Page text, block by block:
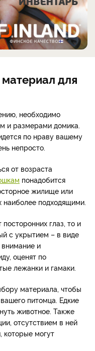
для
необходимо
и размерами домика.
по нраву вашему
непросто.
от возраста
понадобится
жилище или
наиболее подходящими.
глаз, то и
с укрытием – в виде
и
оценят по
лежанки и гамаки.
материала, чтобы
питомца. Едкие
животное. Также
отсутствием в ней
которые могут